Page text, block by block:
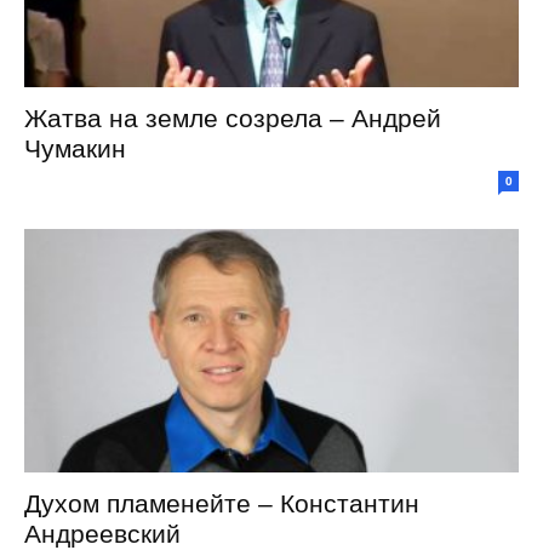
Жатва на земле созрела – Андрей
Чумакин
0
Духом пламенейте – Константин
Андреевский